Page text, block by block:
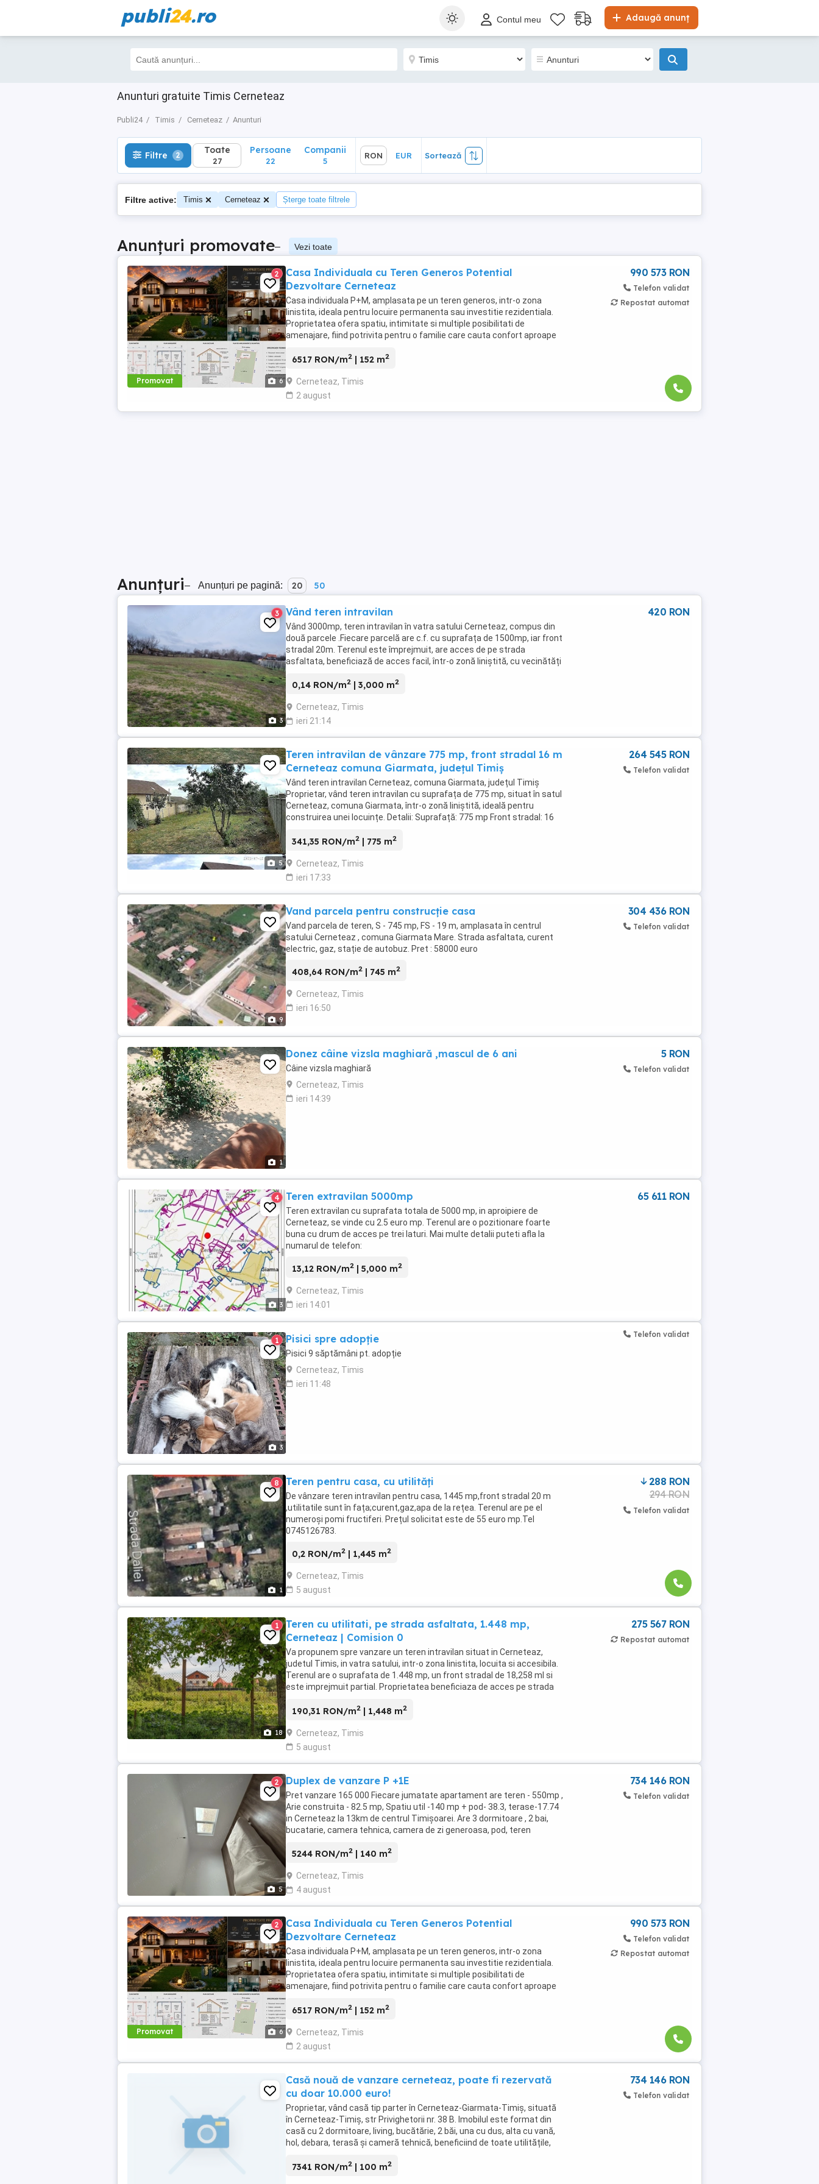
publi24.ro Adaugă anunț
Contul meu
Anunturi gratuite Timis Cerneteaz
Publi24 Timis Cerneteaz Anunturi
Filtre 2 Toate
27
Sortează
Filtre 2 Toate
27
Persoane
22
Companii
5
RON EUR Sortează
Filtre active: Timis Cerneteaz Șterge toate filtrele
Anunțuri promovate– Vezi toate
Promovat 6
2
Casa Individuala cu Teren Generos Potential
Dezvoltare Cerneteaz
Casa individuala P+M, amplasata pe un teren generos, intr-o zona
linistita, ideala pentru locuire permanenta sau investitie rezidentiala.
Proprietatea ofera spatiu, intimitate si multiple posibilitati de
amenajare, fiind potrivita pentru o familie care cauta confort aproape
6517 RON/m2 | 152 m2
Cerneteaz, Timis
2 august
990 573 RON
Telefon validat
Repostat automat
Anunțuri– Anunțuri pe pagină: 20 50
3
3 Vând teren intravilan
Vând 3000mp, teren intravilan în vatra satului Cerneteaz, compus din
două parcele .Fiecare parcelă are c.f. cu suprafața de 1500mp, iar front
stradal 20m. Terenul este împrejmuit, are acces de pe strada
asfaltata, beneficiază de acces facil, într-o zonă liniștită, cu vecinătăți
0,14 RON/m2 | 3,000 m2
Cerneteaz, Timis
ieri 21:14
420 RON
5
Teren intravilan de vânzare 775 mp, front stradal 16 m
Cerneteaz comuna Giarmata, județul Timiș
Vând teren intravilan Cerneteaz, comuna Giarmata, județul Timiș
Proprietar, vând teren intravilan cu suprafața de 775 mp, situat în satul
Cerneteaz, comuna Giarmata, într-o zonă liniștită, ideală pentru
construirea unei locuințe. Detalii: Suprafață: 775 mp Front stradal: 16
341,35 RON/m2 | 775 m2
Cerneteaz, Timis
ieri 17:33
264 545 RON
Telefon validat
9
Vand parcela pentru construcție casa
Vand parcela de teren, S - 745 mp, FS - 19 m, amplasata în centrul
satului Cerneteaz , comuna Giarmata Mare. Strada asfaltata, curent
electric, gaz, stație de autobuz. Pret : 58000 euro
408,64 RON/m2 | 745 m2
Cerneteaz, Timis
ieri 16:50
304 436 RON
Telefon validat
1
Donez câine vizsla maghiară ,mascul de 6 ani
Câine vizsla maghiară
Cerneteaz, Timis
ieri 14:39
5 RON
Telefon validat
3
4 Teren extravilan 5000mp
Teren extravilan cu suprafata totala de 5000 mp, in aproipiere de
Cerneteaz, se vinde cu 2.5 euro mp. Terenul are o pozitionare foarte
buna cu drum de acces pe trei laturi. Mai multe detalii puteti afla la
numarul de telefon:
13,12 RON/m2 | 5,000 m2
Cerneteaz, Timis
ieri 14:01
65 611 RON
3
1 Pisici spre adopție
Pisici 9 săptămâni pt. adopție
Cerneteaz, Timis
ieri 11:48
Telefon validat
1
8 Teren pentru casa, cu utilități
De vânzare teren intravilan pentru casa, 1445 mp,front stradal 20 m
,utilitatile sunt în fața;curent,gaz,apa de la rețea. Terenul are pe el
numeroși pomi fructiferi. Prețul solicitat este de 55 euro mp.Tel
0745126783.
0,2 RON/m2 | 1,445 m2
Cerneteaz, Timis
5 august
288 RON
294 RON
Telefon validat
18
1
Teren cu utilitati, pe strada asfaltata, 1.448 mp,
Cerneteaz | Comision 0
Va propunem spre vanzare un teren intravilan situat in Cerneteaz,
judetul Timis, in vatra satului, intr-o zona linistita, locuita si accesibila.
Terenul are o suprafata de 1.448 mp, un front stradal de 18,258 ml si
este imprejmuit partial. Proprietatea beneficiaza de acces pe strada
190,31 RON/m2 | 1,448 m2
Cerneteaz, Timis
5 august
275 567 RON
Repostat automat
5
2 Duplex de vanzare P +1E
Pret vanzare 165 000 Fiecare jumatate apartament are teren - 550mp ,
Arie construita - 82.5 mp, Spatiu util -140 mp + pod- 38.3, terase-17.74
in Cerneteaz la 13km de centrul Timișoarei. Are 3 dormitoare , 2 bai,
bucatarie, camera tehnica, camera de zi generoasa, pod, teren
5244 RON/m2 | 140 m2
Cerneteaz, Timis
4 august
734 146 RON
Telefon validat
Promovat 6
2
Casa Individuala cu Teren Generos Potential
Dezvoltare Cerneteaz
Casa individuala P+M, amplasata pe un teren generos, intr-o zona
linistita, ideala pentru locuire permanenta sau investitie rezidentiala.
Proprietatea ofera spatiu, intimitate si multiple posibilitati de
amenajare, fiind potrivita pentru o familie care cauta confort aproape
6517 RON/m2 | 152 m2
Cerneteaz, Timis
2 august
990 573 RON
Telefon validat
Repostat automat
Casă nouă de vanzare cerneteaz, poate fi rezervată
cu doar 10.000 euro!
Proprietar, vând casă tip parter în Cerneteaz-Giarmata-Timiș, situată
în Cerneteaz-Timiș, str Privighetorii nr. 38 B. Imobilul este format din
casă cu 2 dormitoare, living, bucătărie, 2 băi, una cu dus, alta cu vană,
hol, debara, terasă și cameră tehnică, beneficiind de toate utilitățile,
7341 RON/m2 | 100 m2
734 146 RON
Telefon validat